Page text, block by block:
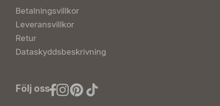
Betalningsvillkor
Leveransvillkor
Retur
Dataskyddsbeskrivning
Följ oss